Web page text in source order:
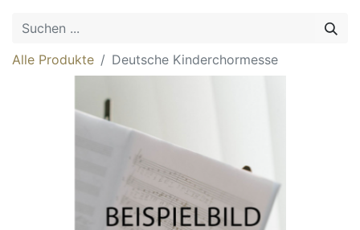
Alle Produkte Deutsche Kinderchormesse